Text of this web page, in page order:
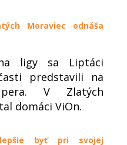
Moraviec odnáša
ligy sa Liptáci
predstavili na
V Zlatých
domáci ViOn.
byť pri svojej